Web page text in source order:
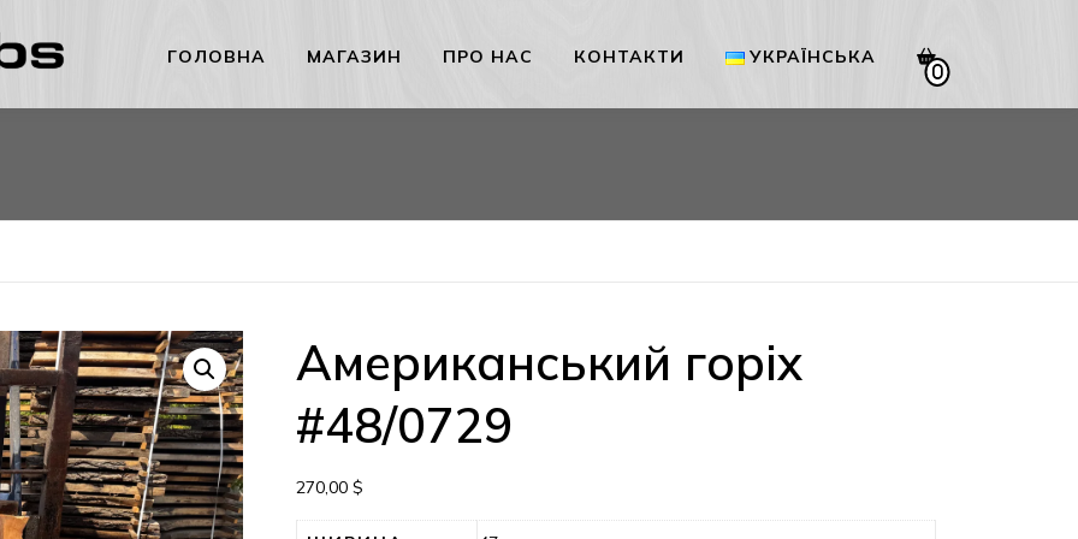
ГОЛОВНА МАГАЗИН ПРО НАС КОНТАКТИ УКРАЇНСЬКА
0
Американський горіх
#48/0729
270,00$